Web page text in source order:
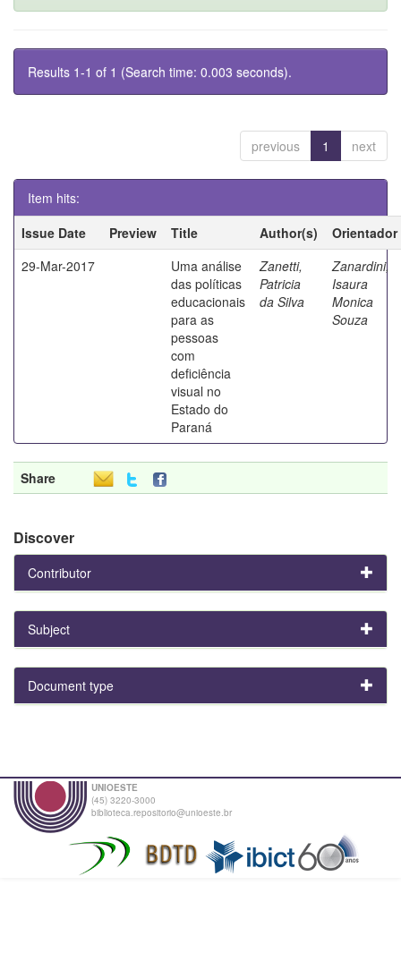
Results 1-1 of 1 (Search time: 0.003 seconds).
previous 1 next
Item hits:
Issue Date
Preview Title Author(s)
Orientador
29-Mar-2017
Uma análise
das políticas
educacionais
para as
pessoas
com
deficiência
visual no
Estado do
Paraná
Zanetti,
Patricia
da Silva
Zanardini,
Isaura
Monica
Souza
Share
Discover
Contributor
Subject
Document type
UNIOESTE
(45) 3220-3000
biblioteca.repositorio@unioeste.br